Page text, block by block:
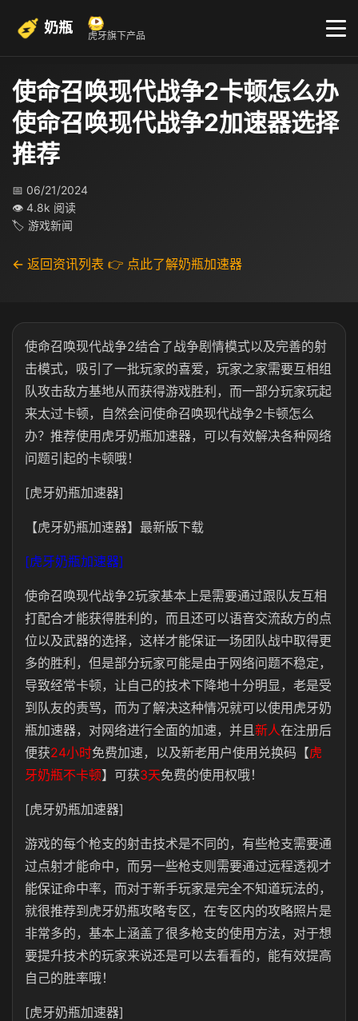
奶瓶 虎牙旗下产品
使命召唤现代战争2卡顿怎么办
使命召唤现代战争2加速器选择
推荐
📅 06/21/2024
👁 4.8k 阅读
🏷 游戏新闻
← 返回资讯列表 👉 点此了解奶瓶加速器
使命召唤现代战争2结合了战争剧情模式以及完善的射
击模式，吸引了一批玩家的喜爱，玩家之家需要互相组
队攻击敌方基地从而获得游戏胜利，而一部分玩家玩起
来太过卡顿，自然会问使命召唤现代战争2卡顿怎么
办？推荐使用虎牙奶瓶加速器，可以有效解决各种网络
问题引起的卡顿哦！
[虎牙奶瓶加速器]
【虎牙奶瓶加速器】最新版下载
[虎牙奶瓶加速器]
使命召唤现代战争2玩家基本上是需要通过跟队友互相
打配合才能获得胜利的，而且还可以语音交流敌方的点
位以及武器的选择，这样才能保证一场团队战中取得更
多的胜利，但是部分玩家可能是由于网络问题不稳定，
导致经常卡顿，让自己的技术下降地十分明显，老是受
到队友的责骂，而为了解决这种情况就可以使用虎牙奶
瓶加速器，对网络进行全面的加速， 并且新人在注册后
便获24小时免费加速 ，以及新老用户使用兑换码【虎
牙奶瓶不卡顿】可获3天免费的使用权哦！
[虎牙奶瓶加速器]
游戏的每个枪支的射击技术是不同的，有些枪支需要通
过点射才能命中，而另一些枪支则需要通过远程透视才
能保证命中率，而对于新手玩家是完全不知道玩法的，
就很推荐到虎牙奶瓶攻略专区，在专区内的攻略照片是
非常多的，基本上涵盖了很多枪支的使用方法，对于想
要提升技术的玩家来说还是可以去看看的，能有效提高
自己的胜率哦！
[虎牙奶瓶加速器]